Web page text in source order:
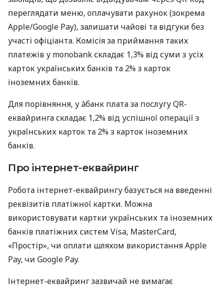
переглядати меню, оплачувати рахунок (зокрема
Apple/Google Pay), залишати чайові та відгуки без
участі офіціанта. Комісія за приймання таких
платежів у monobank складає 1,3% від суми з усіх
карток українських банків та 2% з карток
іноземних банків.
Для порівняння, у àбанк плата за послугу QR-
еквайринга складає 1,2% від успішної операції з
українських карток та 2% з карток іноземних
банків.
Про інтернет-еквайринг
Робота інтернет-еквайрингу базується на введенні
реквізитів платіжної картки. Можна
використовувати картки українських та іноземних
банків платіжних систем Visa, MasterCard,
«Простір», чи оплати шляхом використання Apple
Pay, чи Google Pay.
Інтернет-еквайринг зазвичай не вимагає